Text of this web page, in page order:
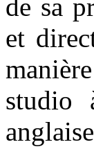
de sa
et
studio